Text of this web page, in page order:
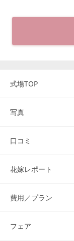
式場TOP
写真
口コミ
花嫁レポート
費用／プラン
フェア